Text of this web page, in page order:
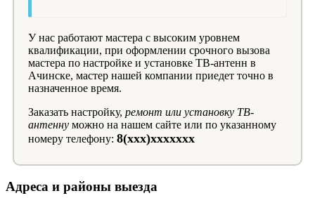
У нас работают мастера с высоким уровнем
квалификации, при оформлении срочного вызова
мастера по настройке и установке ТВ-антенн в
Ачинске, мастер нашей компании приедет точно в
назначенное время.
Заказать настройку, ремонт или установку ТВ-
антенну можно на нашем сайте или по указанному
номеру телефону: 8(xxx)xxxxxxx
Адреса и районы выезда